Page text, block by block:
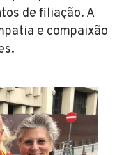
de filiação. A
e compaixão